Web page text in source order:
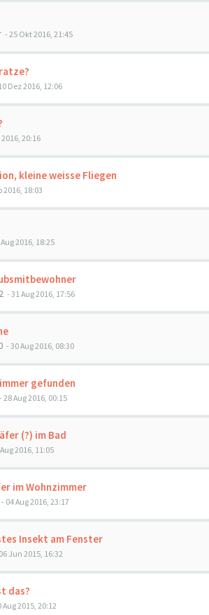
- 25 Okt 2016, 21:45
Dez 2016, 12:06
20:16
kleine weisse Fliegen
2016, 18:03
2016, 18:25
- 31 Aug 2016, 17:56
- 30 Aug 2016, 08:30
gefunden
- 28 Aug 2016, 00:15
(?) im Bad
2016, 11:05
im Wohnzimmer
- 04 Aug 2016, 23:17
Insekt am Fenster
06 Jun 2015, 16:32
das?
Aug 2015, 20:12